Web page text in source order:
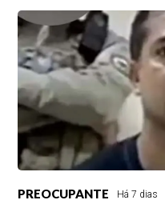
PREOCUPANTE Há 7 dias